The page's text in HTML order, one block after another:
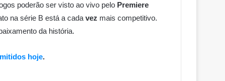
poderão ser visto ao vivo pelo Premiere
na série B está a cada vez mais competitivo.
da história.
hoje.